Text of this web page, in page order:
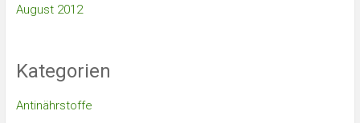
August 2012
Kategorien
Antinährstoffe